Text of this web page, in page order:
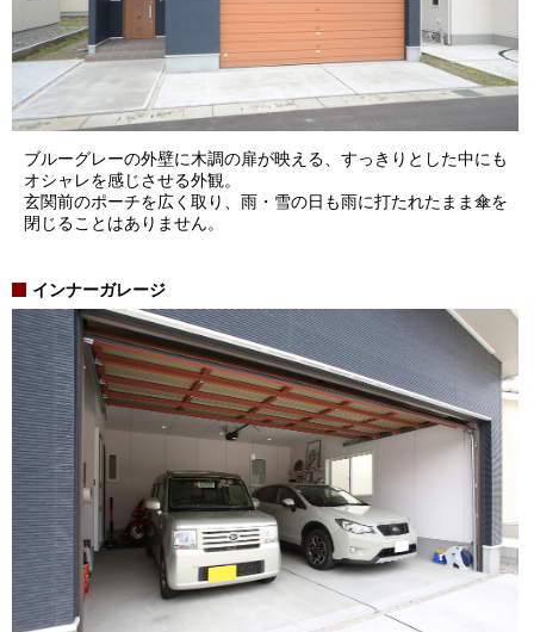
ブルーグレーの外壁に木調の扉が映える、すっきりとした中にも
オシャレを感じさせる外観。
玄関前のポーチを広く取り、雨・雪の日も雨に打たれたまま傘を
閉じることはありません。
インナーガレージ